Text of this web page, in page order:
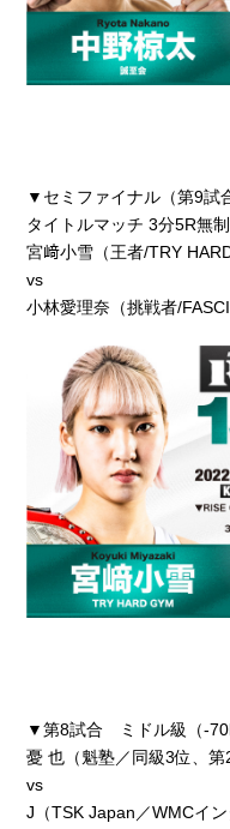
▼セミファイナル（第9試
タイトルマッチ 3分5R無
宮﨑小雪（王者/TRY
vs
小林愛理奈（挑戦者/
▼第8試合 ミドル級（-
憂 也（魁塾／同級3位、
vs
J（TSK Japan／WMCイ